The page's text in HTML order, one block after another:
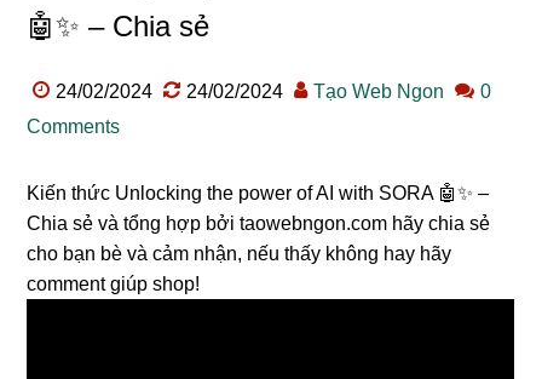
🤖✨ – Chia sẻ
24/02/2024 24/02/2024 Tạo Web Ngon
0
Comments
Kiến thức Unlocking the power of AI with SORA 🤖✨ –
Chia sẻ và tổng hợp bởi taowebngon.com hãy chia sẻ
cho bạn bè và cảm nhận, nếu thấy không hay hãy
comment giúp shop!